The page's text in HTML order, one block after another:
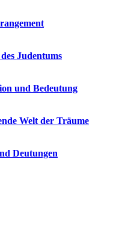
Judentums
und Bedeutung
Welt der Träume
Deutungen